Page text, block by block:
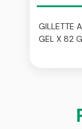
GILLETTE
GEL X 82 G